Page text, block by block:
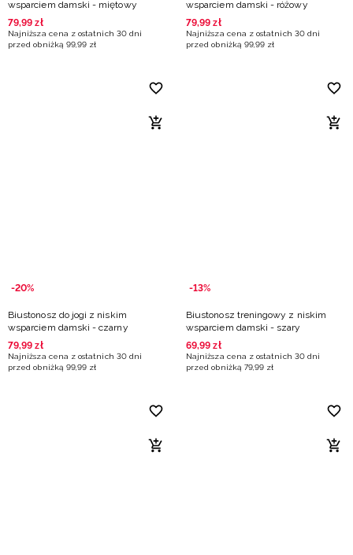
wsparciem damski - miętowy
79,99 zł
Najniższa cena z ostatnich 30 dni
przed obniżką 99,99 zł
wsparciem damski - różowy
79,99 zł
Najniższa cena z ostatnich 30 dni
przed obniżką 99,99 zł
-20%
Biustonosz do jogi z niskim
wsparciem damski - czarny
79,99 zł
Najniższa cena z ostatnich 30 dni
przed obniżką 99,99 zł
-13%
Biustonosz treningowy z niskim
wsparciem damski - szary
69,99 zł
Najniższa cena z ostatnich 30 dni
przed obniżką 79,99 zł